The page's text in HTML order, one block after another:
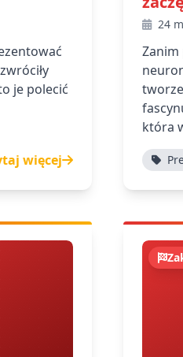
je polecić
więcej
24
Zanim
która